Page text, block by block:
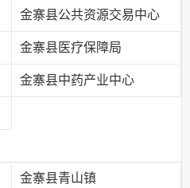
金寨县公共资源交易中心
金寨县医疗保障局
金寨县中药产业中心
金寨县青山镇